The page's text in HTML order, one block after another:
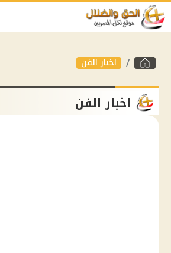
اخبار الفن
اخبار الفن